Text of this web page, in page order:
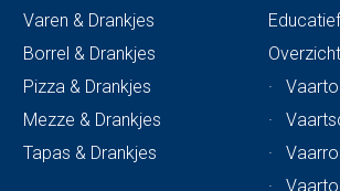
Varen & Drankjes
Borrel & Drankjes
Pizza & Drankjes
Mezze & Drankjes
Tapas & Drankjes
·
·
·
·